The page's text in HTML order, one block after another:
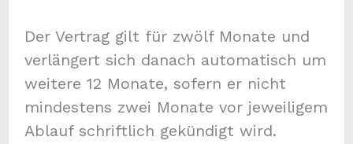
Der Vertrag gilt für zwölf Monate und
verlängert sich danach automatisch um
weitere 12 Monate, sofern er nicht
mindestens zwei Monate vor jeweiligem
Ablauf schriftlich gekündigt wird.